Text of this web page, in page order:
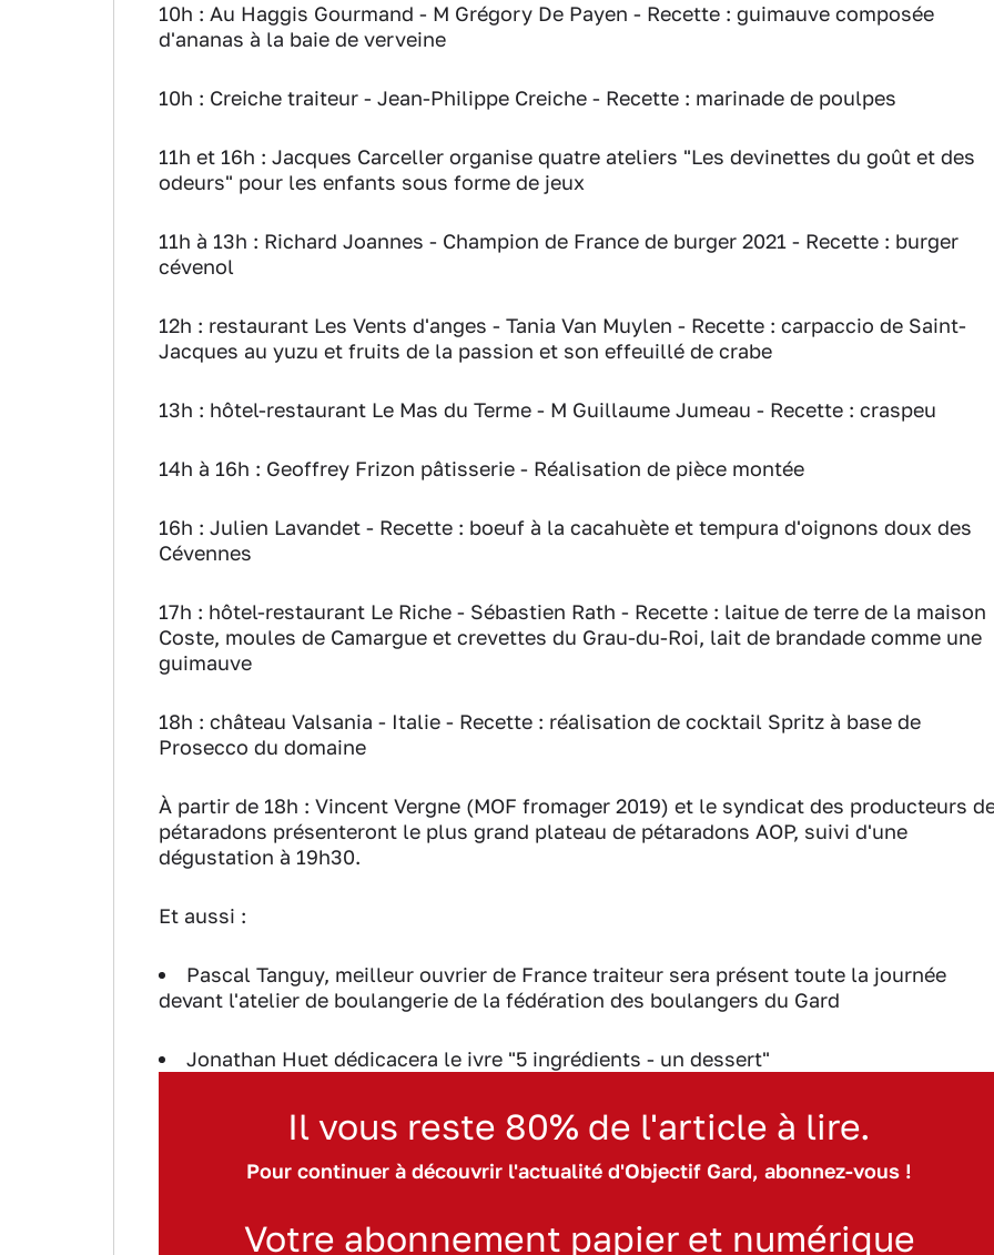
10h : Au Haggis Gourmand - M Grégory De Payen - Recette : guimauve composée
d'ananas à la baie de verveine
10h : Creiche traiteur - Jean-Philippe Creiche - Recette : marinade de poulpes
11h et 16h : Jacques Carceller organise quatre ateliers "Les devinettes du goût et des
odeurs" pour les enfants sous forme de jeux
11h à 13h : Richard Joannes - Champion de France de burger 2021 - Recette : burger
cévenol
12h : restaurant Les Vents d'anges - Tania Van Muylen - Recette : carpaccio de Saint-
Jacques au yuzu et fruits de la passion et son effeuillé de crabe
13h : hôtel-restaurant Le Mas du Terme - M Guillaume Jumeau - Recette : craspeu
14h à 16h : Geoffrey Frizon pâtisserie - Réalisation de pièce montée
16h : Julien Lavandet - Recette : boeuf à la cacahuète et tempura d'oignons doux des
Cévennes
17h : hôtel-restaurant Le Riche - Sébastien Rath - Recette : laitue de terre de la maison
Coste, moules de Camargue et crevettes du Grau-du-Roi, lait de brandade comme une
guimauve
18h : château Valsania - Italie - Recette : réalisation de cocktail Spritz à base de
Prosecco du domaine
À partir de 18h : Vincent Vergne (MOF fromager 2019) et le syndicat des producteurs
pétaradons présenteront le plus grand plateau de pétaradons AOP, suivi d'une
dégustation à 19h30.
Et aussi :
Pascal Tanguy, meilleur ouvrier de France traiteur sera présent toute la journée
devant l'atelier de boulangerie de la fédération des boulangers du Gard
Jonathan Huet dédicacera le ivre "5 ingrédients - un dessert"
Il vous reste 80% de l'article à lire.
Pour continuer à découvrir l'actualité d'Objectif Gard, abonnez-vous !
Votre abonnement papier et numérique